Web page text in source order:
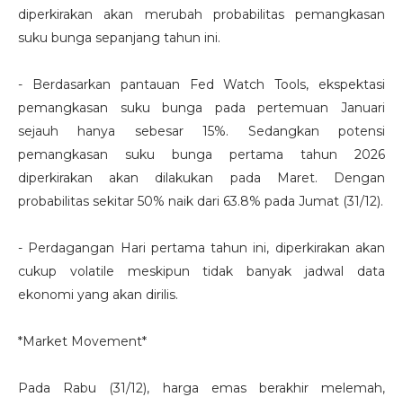
diperkirakan akan merubah probabilitas pemangkasan
suku bunga sepanjang tahun ini.
- Berdasarkan pantauan Fed Watch Tools, ekspektasi
pemangkasan suku bunga pada pertemuan Januari
sejauh hanya sebesar 15%. Sedangkan potensi
pemangkasan suku bunga pertama tahun 2026
diperkirakan akan dilakukan pada Maret. Dengan
probabilitas sekitar 50% naik dari 63.8% pada Jumat (31/12).
- Perdagangan Hari pertama tahun ini, diperkirakan akan
cukup volatile meskipun tidak banyak jadwal data
ekonomi yang akan dirilis.
*Market Movement*
Pada Rabu (31/12), harga emas berakhir melemah,